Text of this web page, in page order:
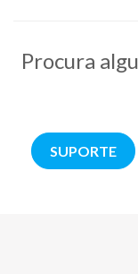
Procura
SUPORTE